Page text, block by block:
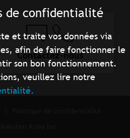
de confidentialité
et traite vos données via
afin de faire fonctionner le
son bon fonctionnement.
veuillez lire notre
Contactez-nous